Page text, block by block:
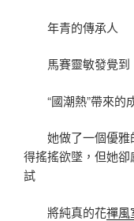
年青的傳承人
馬賽靈敏發覺到
“國潮熱”帶來的
她做了一個優
得搖搖欲墜，但她
試
將純真的花禪風